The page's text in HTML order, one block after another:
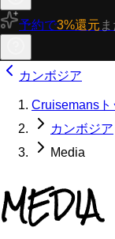
予約で3%還元
カンボジア
Cruisemansト
カンボジア
Media
MEDIA